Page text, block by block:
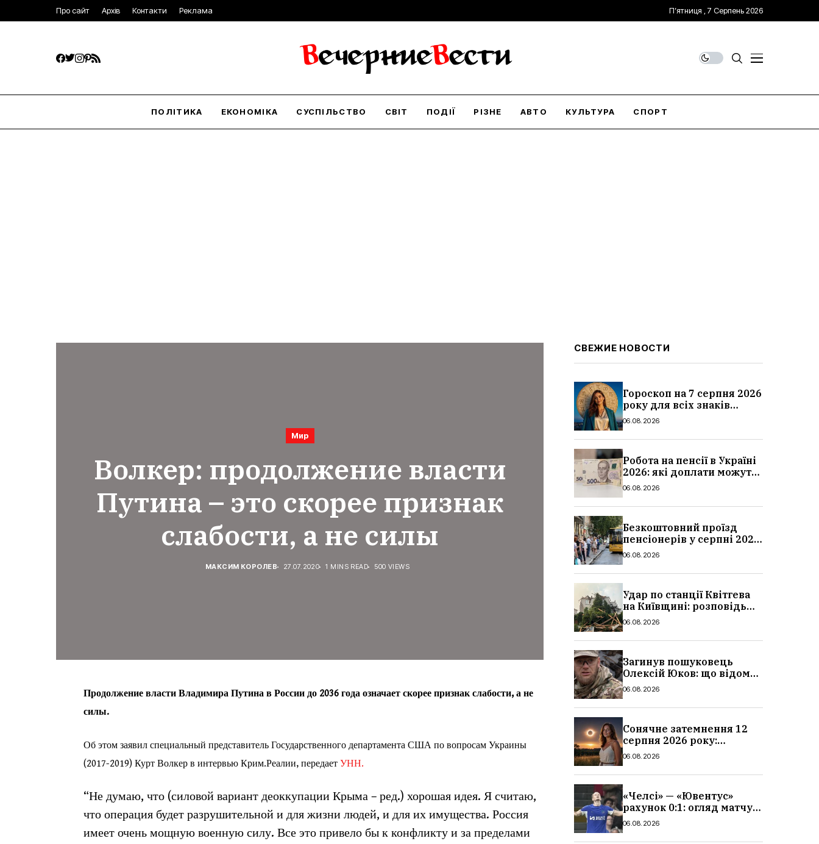
Про сайт Архів Контакти Реклама П’ятниця , 7 Серпень 2026
ПОЛІТИКА ЕКОНОМІКА СУСПІЛЬСТВО СВІТ ПОДІЇ РІЗНЕ АВТО КУЛЬТУРА СПОРТ
Мир
Волкер: продолжение власти
Путина – это скорее признак
слабости, а не силы
МАКСИМ КОРОЛЕВ 27.07.2020 1 MINS READ 500 VIEWS
Продолжение власти Владимира Путина в России до 2036 года означает скорее признак слабости, а не
силы.
Об этом заявил специальный представитель Государственного департамента США по вопросам Украины
(2017-2019) Курт Волкер в интервью Крим.Реалии, передает УНН.
“Не думаю, что (силовой вариант деоккупации Крыма – ред.) хорошая идея. Я считаю,
что операция будет разрушительной и для жизни людей, и для их имущества. Россия
имеет очень мощную военную силу. Все это привело бы к конфликту и за пределами
СВЕЖИЕ НОВОСТИ
Гороскоп на 7 серпня 2026
року для всіх знаків
зодіаку: кому пощастить у
06.08.2026
Робота на пенсії в Україні
2026: які доплати можуть
скасувати, про що
06.08.2026
Безкоштовний проїзд
пенсіонерів у серпні 2026
в Україні: де діє пільга,
06.08.2026
Удар по станції Квітгева
на Київщині: розповідь
очевидців, як вісім людей
сталося
06.08.2026
Загинув пошуковець
Олексій Юков: що відомо
про його роботу, хто він
06.08.2026
Сонячне затемнення 12
серпня 2026 року:
гороскоп, кому із знаків
06.08.2026
«Челсі» — «Ювентус»
рахунок 0:1: огляд матчу
та вихід Мудрика
06.08.2026